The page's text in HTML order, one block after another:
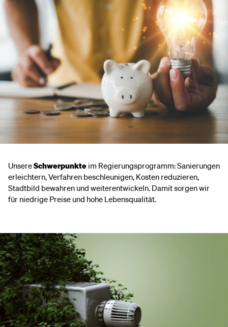
UnsereSchwerpunkte im Regierungsprogramm: Sanierungen
erleichtern, Verfahren beschleunigen, Kosten reduzieren,
Stadtbild bewahren und weiterentwickeln. Damit sorgen wir
für niedrige Preise und hohe Lebensqualität.